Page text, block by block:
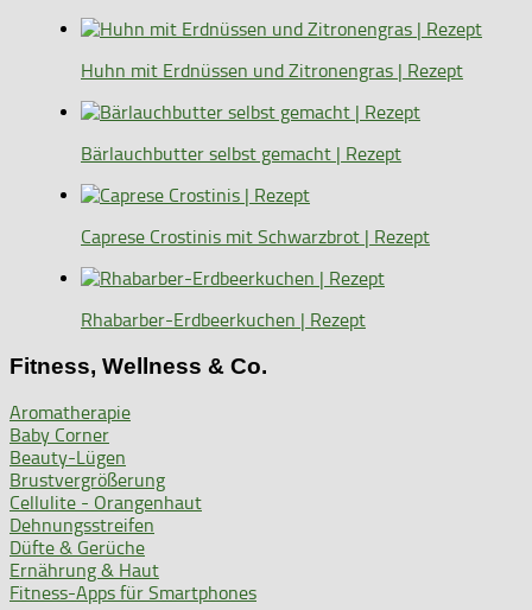
Huhn mit Erdnüssen und Zitronengras | Rezept
Bärlauchbutter selbst gemacht | Rezept
Caprese Crostinis mit Schwarzbrot | Rezept
Rhabarber-Erdbeerkuchen | Rezept
Fitness, Wellness & Co.
Aromatherapie
Baby Corner
Beauty-Lügen
Brustvergrößerung
Cellulite - Orangenhaut
Dehnungsstreifen
Düfte & Gerüche
Ernährung & Haut
Fitness-Apps für Smartphones